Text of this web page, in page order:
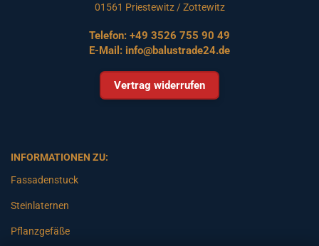
01561 Priestewitz / Zottewitz
Telefon: +49 3526 755 90 49
E-Mail: info@balustrade24.de
Vertrag widerrufen
INFORMATIONEN ZU:
Fassadenstuck
Steinlaternen
Pflanzgefäße